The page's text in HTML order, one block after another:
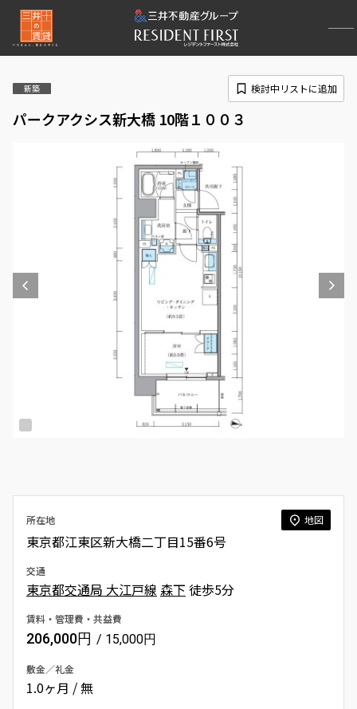
新築
パークアクシス新大橋 10階１００３
検討中リストに追加
所在地 地図
東京都江東区新大橋二丁目15番6号
交通
東京都交通局 大江戸線 森下 徒歩5分
賃料・管理費・共益費
206,000円 / 15,000円
敷金／礼金
1.0ヶ月 / 無